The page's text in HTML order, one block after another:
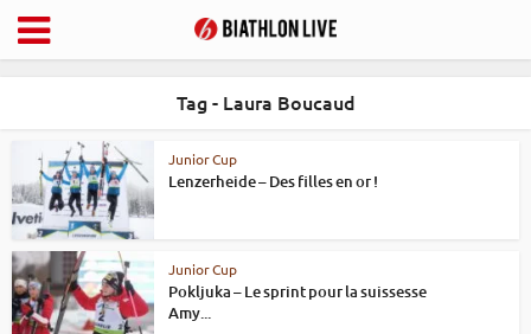
Tag - Laura Boucaud
Junior Cup
Lenzerheide – Des filles en or !
Junior Cup
Pokljuka – Le sprint pour la suissesse
Amy...